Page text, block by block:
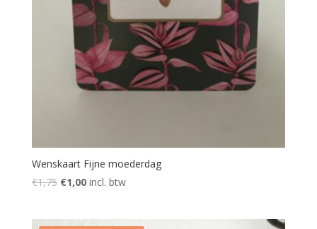
Wenskaart Fijne moederdag
€1,75 Oorspronkelijke
€1,00Huidige
incl. btw